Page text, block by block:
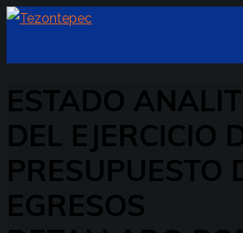
ESTADO
DEL EJERCICIO
PRESUPUESTO
EGRESOS